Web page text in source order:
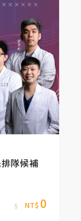
隊候補
$ NT$ 0